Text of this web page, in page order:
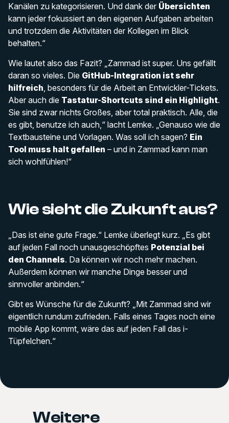
Kanälen zu kategorisieren. Und dank der Übersichten
kann jeder fokussiert an den eigenen Aufgaben arbeiten
und trotzdem die Aktivitäten der Kollegen im Blick
behalten.“
Wie lautet also das Fazit? „Zammad ist super. Uns gefällt
daran so vieles. Die GitHub-Integration ist sehr
hilfreich, besonders für die Arbeit an Entwickler-Tickets.
Aber auch die Tastatur-Shortcuts sind ein Highlight.
Sie sind zwar nichts Großes, aber total praktisch. Alle, die
es gibt, benutze ich auch,“ lacht Lemke. „Genauso wie die
Textbausteine und Vorlagen. Was soll ich sagen? Ein
Tool muss halt gefallen – und in Zammad kann man
sich wohlfühlen!“
Wie sieht die Zukunft aus?
„Das ist eine gute Frage.“ Lemke überlegt kurz. „Es gibt
auf jeden Fall noch unausgeschöpftes Potenzial bei
den Channels. Da können wir noch mehr machen.
Außerdem können wir manche Dinge besser und
sinnvoller anbinden.“
Gibt es Wünsche für die Zukunft? „Mit Zammad sind wir
eigentlich rundum zufrieden. Falls eines Tages noch eine
mobile App kommt, wäre das auf jeden Fall das i-
Tüpfelchen.“
Weitere